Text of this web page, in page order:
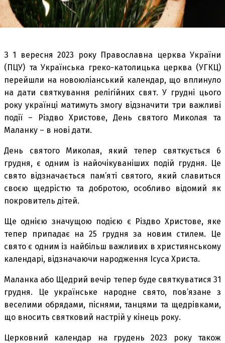
З 1 вересня 2023 року Православна церква України
(ПЦУ) та Українська греко-католицька церква (УГКЦ)
перейшли на новоюліанський календар, що вплинуло
на дати святкування релігійних свят. У грудні цього
року українці матимуть змогу відзначити три важливі
події – Різдво Христове, День святого Миколая та
Маланку – в нові дати.
День святого Миколая, який тепер святкується 6
грудня, є одним із найочікуваніших подій грудня. Це
свято відзначається пам’яті святого, який славиться
своєю щедрістю та добротою, особливо відомий як
покровитель дітей.
Ще однією значущою подією є Різдво Христове, яке
тепер припадає на 25 грудня за новим стилем. Це
свято є одним із найбільш важливих в християнському
календарі, відзначаючи народження Ісуса Христа.
Маланка або Щедрий вечір тепер буде святкуватися 31
грудня. Це українське народне свято, пов’язане з
веселими обрядами, піснями, танцями та щедрівками,
що вносить святковий настрій у кінець року.
Церковний календар на грудень 2023 року також